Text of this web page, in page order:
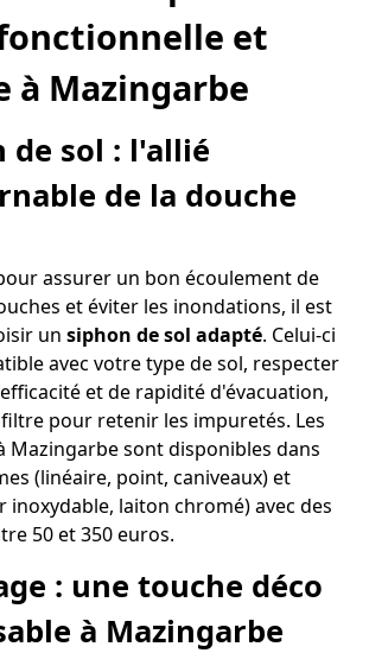
et
à Mazingarbe
de sol : l'allié
de la douche
assurer un bon écoulement de
et éviter les inondations, il est
un siphon de sol adapté. Celui-ci
avec votre type de sol, respecter
et de rapidité d'évacuation,
pour retenir les impuretés. Les
Mazingarbe sont disponibles dans
(linéaire, point, caniveaux) et
inoxydable, laiton chromé) avec des
50 et 350 euros.
: une touche déco
à Mazingarbe